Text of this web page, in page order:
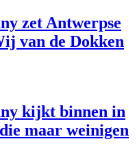
zet Antwerpse
van de Dokken
kijkt binnen in
maar weinigen